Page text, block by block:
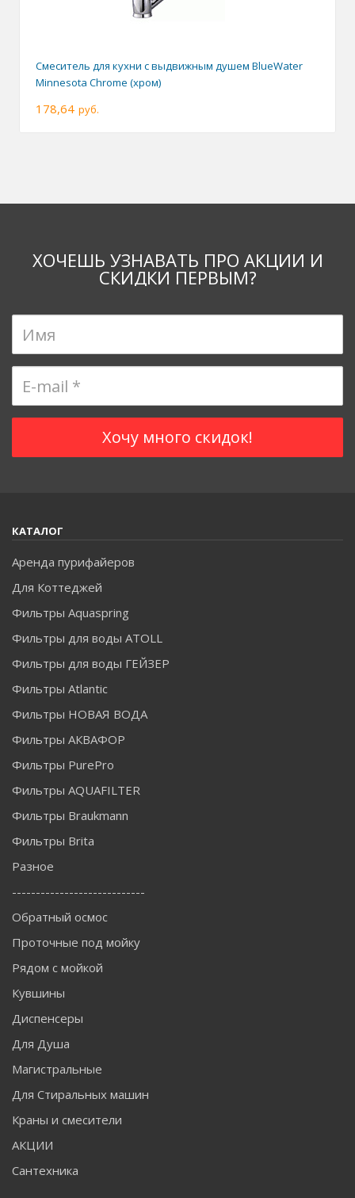
Смеситель для кухни с выдвижным душем BlueWater
Minnesota Chrome (хром)
178,64 руб.
ХОЧЕШЬ УЗНАВАТЬ ПРО АКЦИИ И
СКИДКИ ПЕРВЫМ?
КАТАЛОГ
Аренда пурифайеров
Для Коттеджей
Фильтры Aquaspring
Фильтры для воды ATOLL
Фильтры для воды ГЕЙЗЕР
Фильтры Atlantic
Фильтры НОВАЯ ВОДА
Фильтры АКВАФОР
Фильтры PurePro
Фильтры AQUAFILTER
Фильтры Braukmann
Фильтры Brita
Разное
----------------------------
Обратный осмос
Проточные под мойку
Рядом с мойкой
Кувшины
Диспенсеры
Для Душа
Магистральные
Для Стиральных машин
Краны и смесители
АКЦИИ
Сантехника